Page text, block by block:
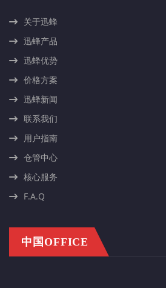
关于迅蜂
迅蜂产品
迅蜂优势
价格方案
迅蜂新闻
联系我们
用户指南
仓管中心
核心服务
F.A.Q
中国OFFICE